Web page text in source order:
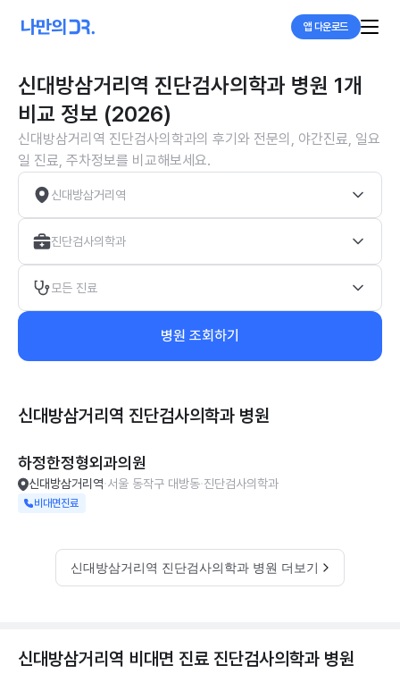
앱 다운로드
신대방삼거리역 진단검사의학과 병원 1개
비교 정보 (2026)
신대방삼거리역 진단검사의학과의 후기와 전문의, 야간진료, 일요
일 진료, 주차정보를 비교해보세요.
신대방삼거리역
진단검사의학과
모든 진료
병원 조회하기
신대방삼거리역 진단검사의학과 병원
하정한정형외과의원
신대방삼거리역 서울 동작구 대방동 진단검사의학과
비대면진료
신대방삼거리역 진단검사의학과 병원 더보기
신대방삼거리역 비대면 진료 진단검사의학과 병원